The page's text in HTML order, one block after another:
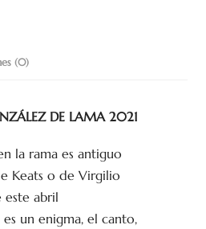
(0)
DE LAMA 2021
la rama es antiguo
Keats o de Virgilio
este abril
un enigma, el canto,